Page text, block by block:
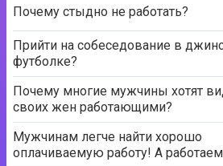
Почему стыдно не работать?
Прийти на собеседование в
футболке?
Почему многие мужчины хотят
своих жен работающими?
Мужчинам легче найти хорошо
оплачиваемую работу! А